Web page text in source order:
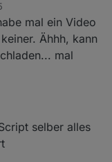
testen, falls noch
wert, wobei das
die kommen ja
joBr99/nspanel-
ioBr
mal ein Video
Ähhh, kann
mal
selber alles